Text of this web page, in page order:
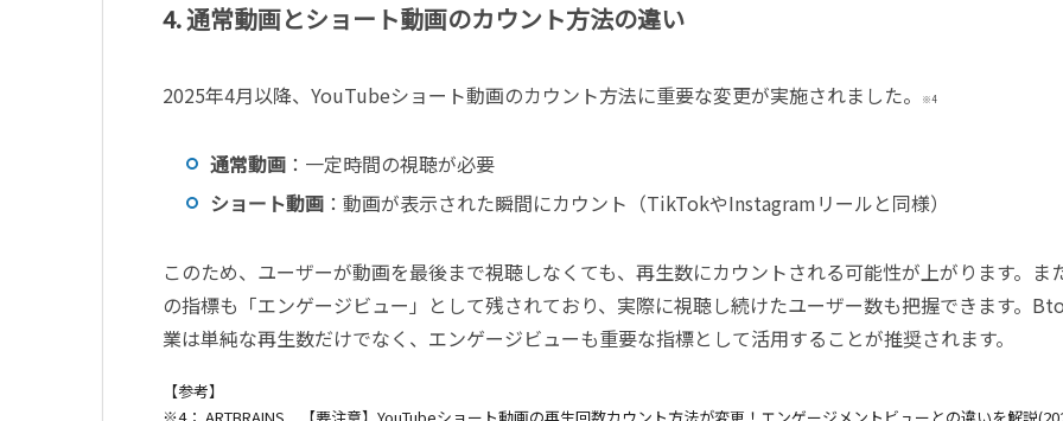
4.通常動画とショート動画のカウント方法の違い
2025年4月以降、 YouTubeショート動画のカウント方法に重要な変更が実施されました。 ※4
通常動画 ：一定時間の視聴が必要
ショート動画 ：動画が表示された瞬間にカウント（TikTokやInstagramリールと同様）
このため、ユーザーが動画を最後まで視聴しなくても、再生数にカウントされる可能性が上がります。ま
の指標も「エンゲージビュー」として残されており、実際に視聴し続けたユーザー数も把握できます。
業は単純な再生数だけでなく、エンゲージビューも重要な指標として活用することが推奨されます。
【参考】